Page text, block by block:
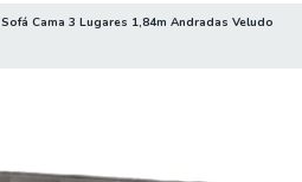
Sofá Cama 3 Lugares 1,84m Andradas Veludo